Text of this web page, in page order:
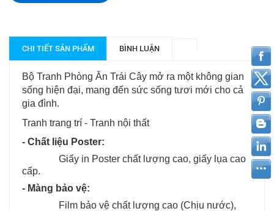
CHI TIẾT SẢN PHẨM BÌNH LUẬN
Bộ Tranh Phòng Ăn Trái Cây mở ra một không gian
sống hiện đại, mang đến sức sống tươi mới cho cả
gia đình.
Tranh trang trí - Tranh nội thất
- Chất liệu Poster:
Giấy in Poster chất lượng cao, giấy lụa cao
cấp.
- Màng bảo vệ:
Film bảo vệ chất lượng cao (Chịu nước),